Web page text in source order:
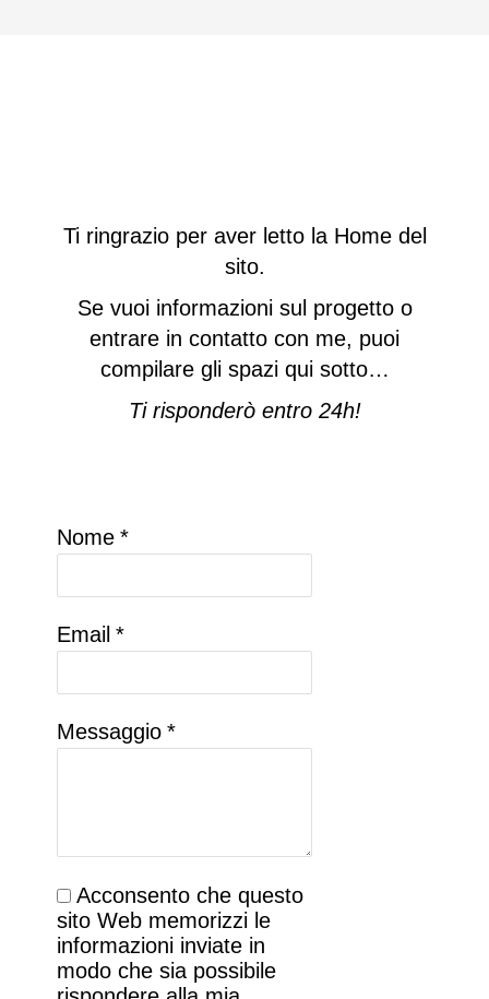
Ti ringrazio per aver letto la Home del
sito.
Se vuoi informazioni sul progetto o
entrare in contatto con me, puoi
compilare gli spazi qui sotto…
Ti risponderò entro 24h!
Nome *
Email *
Messaggio *
Acconsento che questo
sito Web memorizzi le
informazioni inviate in
modo che sia possibile